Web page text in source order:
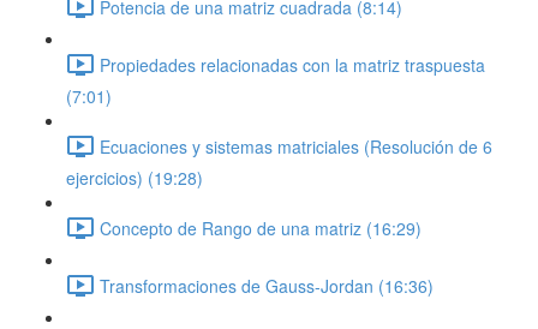
Potencia de una matriz cuadrada (8:14)
Propiedades relacionadas con la matriz traspuesta
(7:01)
Ecuaciones y sistemas matriciales (Resolución de 6
ejercicios) (19:28)
Concepto de Rango de una matriz (16:29)
Transformaciones de Gauss-Jordan (16:36)